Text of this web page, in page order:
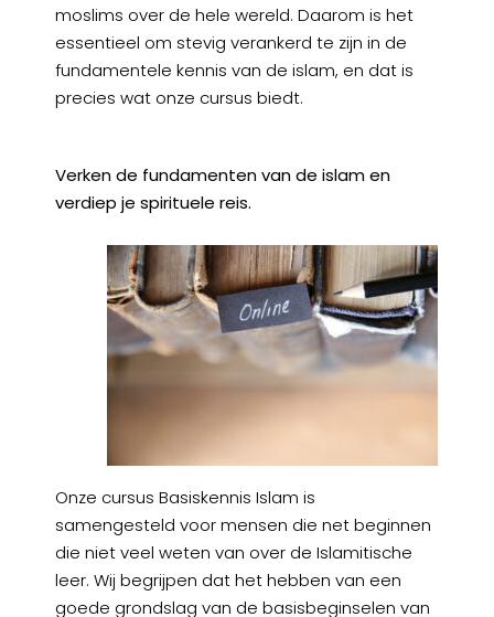
moslims over de hele wereld. Daarom is het
essentieel om stevig verankerd te zijn in de
fundamentele kennis van de islam, en dat is
precies wat onze cursus biedt.
Verken de fundamenten van de islam en
verdiep je spirituele reis.
Onze cursus Basiskennis Islam is
samengesteld voor mensen die net beginnen
die niet veel weten van over de Islamitische
leer. Wij begrijpen dat het hebben van een
goede grondslag van de basisbeginselen van